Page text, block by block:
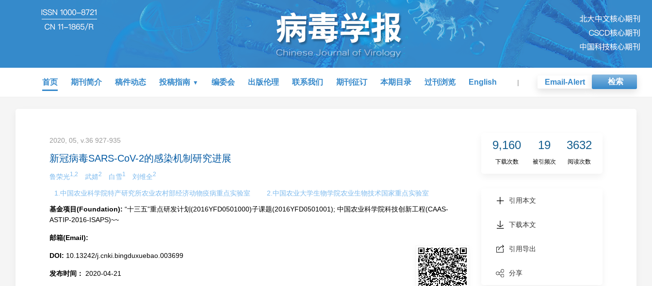
检索
首页 期刊简介 稿件动态 投稿指南 编委会 出版伦理 联系我们 期刊征订 本期目录 过刊浏览 English | Email-Alert
2020, 05, v.36 927-935
新冠病毒SARS-CoV-2的感染机制研究进展
鲁荣光1,2 武婧2 白雪1 刘维全2
1.中国农业科学院特产研究所农业农村部经济动物疫病重点实验室 2.中国农业大学生物学院农业生物技术国家重点实验室
基金项目(Foundation): “十三五”重点研发计划(2016YFD0501000)子课题(2016YFD0501001); 中国农业科学院科技创新工程(CAAS-
ASTIP-2016-ISAPS)~~
邮箱(Email):
DOI: 10.13242/j.cnki.bingduxuebao.003699
发布时间： 2020-04-21
9,160 19 3632
下载次数 被引频次 阅读次数
引用本文
下载本文
引用导出
分享